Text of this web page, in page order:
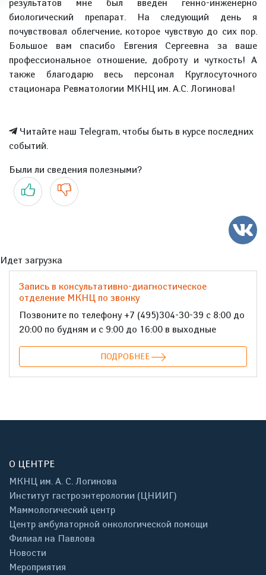
результатов мне был введен генно-инженерно
биологический препарат. На следующий день я
почувствовал облегчение, которое чувствую до сих пор.
Большое вам спасибо Евгения Сергеевна за ваше
профессиональное отношение, доброту и чуткость! А
также благодарю весь персонал Круглосуточного
стационара Ревматологии МКНЦ им. А.С. Логинова!
Читайте наш Telegram, чтобы быть в курсе последних
событий.
Были ли сведения полезными?
Да Нет
Идет загрузка
Запись в консультативно-диагностическое
отделение МКНЦ по звонку
Позвоните по телефону +7 (495)304-30-39 с 8:00 до
20:00 по будням и с 9:00 до 16:00 в выходные
ПОДРОБНЕЕ
О ЦЕНТРЕ
МКНЦ им. А. С. Логинова
Институт гастроэнтерологии (ЦНИИГ)
Маммологический центр
Центр амбулаторной онкологической помощи
Филиал на Павлова
Новости
Мероприятия